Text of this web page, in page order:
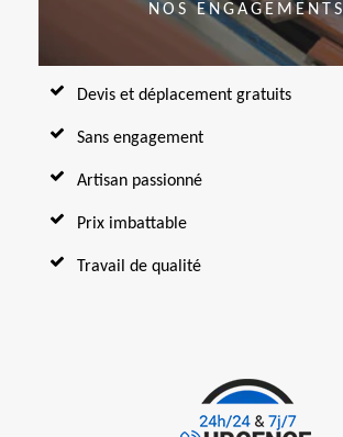
NOS ENGAGEMENTS
Devis et déplacement gratuits
Sans engagement
Artisan passionné
Prix imbattable
Travail de qualité